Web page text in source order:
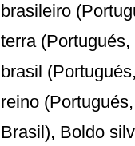
brasileiro
terra
brasil
reino
Brasil), Boldo